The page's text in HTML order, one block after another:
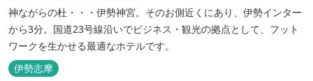
神ながらの杜・・・伊勢神宮。そのお側近くにあり、伊勢インター
から3分。国道23号線沿いでビジネス・観光の拠点として、フット
ワークを生かせる最適なホテルです。
伊勢志摩